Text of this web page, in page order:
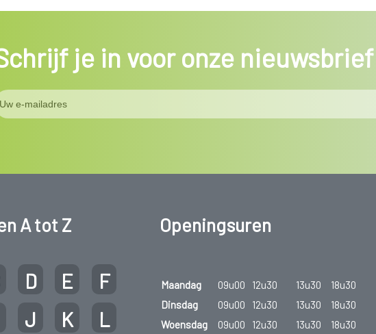
je in voor onze nieuwsbrief
A tot Z
D E
F
J K
L
Openingsuren
Maandag 09u00 12u30 13u30
18u30
Dinsdag
09u00 12u30 13u30
18u30
Woensdag
09u00 12u30 13u30
18u30